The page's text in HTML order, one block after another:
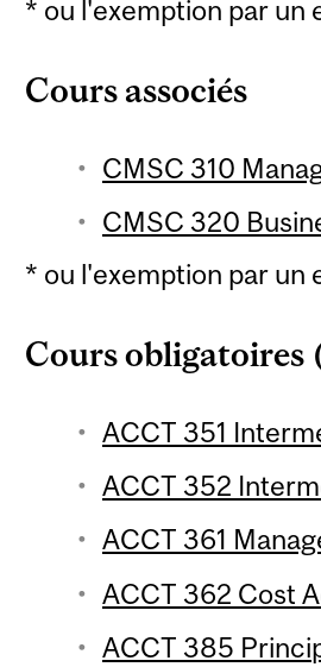
* ou l'exemption par un
Cours associés
CMSC 310
CMSC 320
* ou l'exemption par un
Cours obligatoires
ACCT 351
ACCT 352
ACCT 361
ACCT 362 Cost
ACCT 385